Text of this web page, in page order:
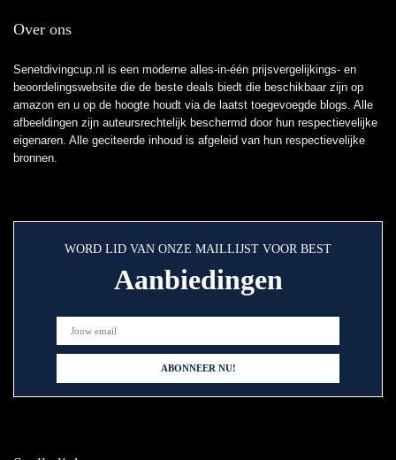
Over ons
Senetdivingcup.nl is een moderne alles-in-één prijsvergelijkings- en
beoordelingswebsite die de beste deals biedt die beschikbaar zijn op
amazon en u op de hoogte houdt via de laatst toegevoegde blogs. Alle
afbeeldingen zijn auteursrechtelijk beschermd door hun respectievelijke
eigenaren. Alle geciteerde inhoud is afgeleid van hun respectievelijke
bronnen.
WORD LID VAN ONZE MAILLIJST VOOR BEST
Aanbiedingen